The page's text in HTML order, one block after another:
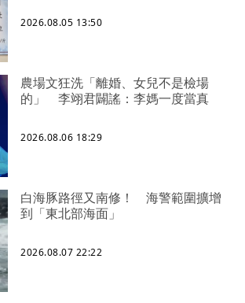
2026.08.05 13:50
農場文狂洗「離婚、女兒不是檢場
的」 李翊君闢謠：李媽一度當真
2026.08.06 18:29
白海豚路徑又南修！ 海警範圍擴增
到「東北部海面」
2026.08.07 22:22